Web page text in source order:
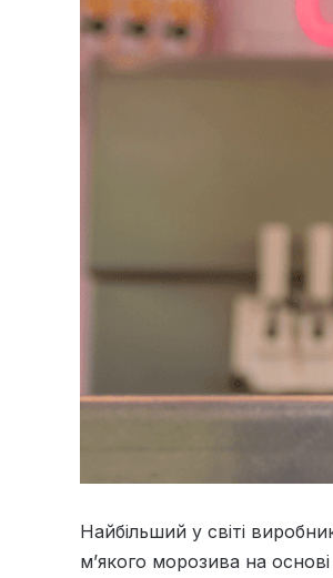
Найбільший у світі
м’якого морозива на